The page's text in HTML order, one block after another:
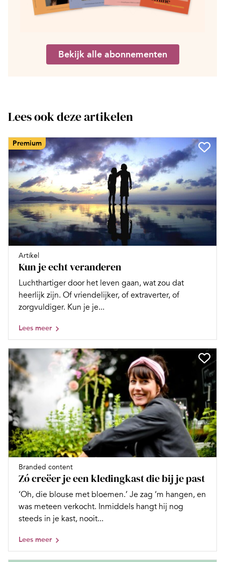
Bekijk alle abonnementen
Lees ook deze artikelen
Premium
Artikel
Kun je echt veranderen
Luchthartiger door het leven gaan, wat zou dat
heerlijk zijn. Of vriendelijker, of extraverter, of
zorgvuldiger. Kun je je...
Lees meer
Branded content
Zó creëer je een kledingkast die bij je past
‘Oh, die blouse met bloemen.’ Je zag ‘m hangen, en
was meteen verkocht. Inmiddels hangt hij nog
steeds in je kast, nooit...
Lees meer